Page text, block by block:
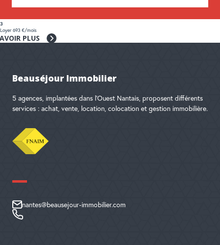
3
Loyer 693 €/mois
PLUS
Beauséjour Immobilier
5 agences, implantées dans l'Ouest Nantais, proposent différents
services : achat, vente, location, colocation et gestion immobilière.
nantes@beausejour-immobilier.com